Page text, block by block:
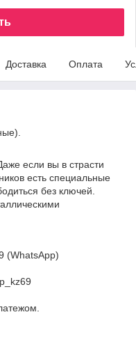
Доставка Оплата
если вы в страсти
есть специальные
без ключей.
(WhatsApp)